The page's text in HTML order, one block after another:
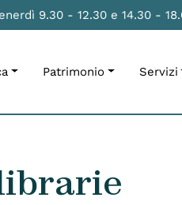
9.30 - 12.30 e 14.30 -
Patrimonio Servizi